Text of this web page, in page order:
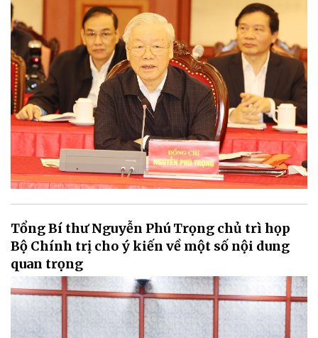
Tổng Bí thư Nguyễn Phú Trọng chủ trì họp
Bộ Chính trị cho ý kiến về một số nội dung
quan trọng